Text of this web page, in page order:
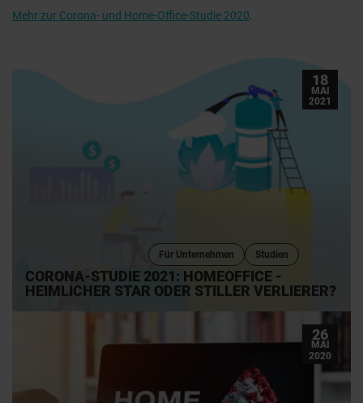
Mehr zur Corona- und Home-Office-Studie 2020.
Studien
Für Unternehmen
CORONA-STUDIE 2021: HOMEOFFICE -
HEIMLICHER STAR ODER STILLER VERLIERER?
18
MAI
2021
26
MAI
2020